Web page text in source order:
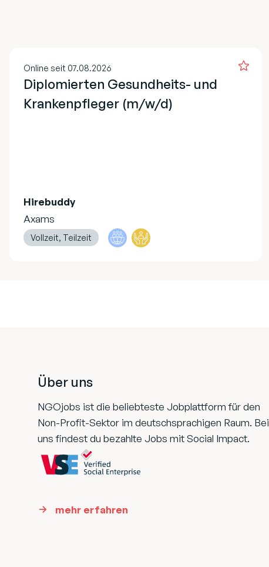
Online seit 07.08.2026
Diplomierten Gesundheits- und
Krankenpfleger (m/w/d)
Hirebuddy
Axams
Vollzeit, Teilzeit
Über uns
NGOjobs ist die beliebteste Jobplattform für den
Non-Profit-Sektor im deutschsprachigen Raum. Bei
uns findest du bezahlte Jobs mit Social Impact.
mehr erfahren